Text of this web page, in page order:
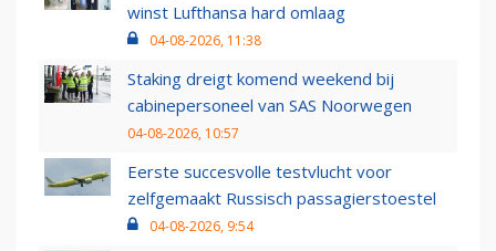
winst Lufthansa hard omlaag
04-08-2026, 11:38
Staking dreigt komend weekend bij
cabinepersoneel van SAS Noorwegen
04-08-2026, 10:57
Eerste succesvolle testvlucht voor
zelfgemaakt Russisch passagierstoestel
04-08-2026, 9:54